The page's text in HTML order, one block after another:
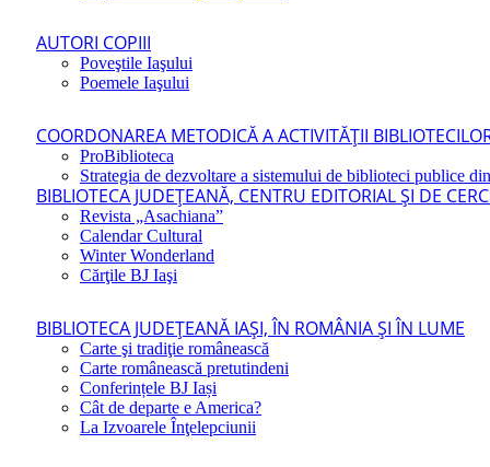
AUTORI COPIII
Poveştile Iaşului
Poemele Iaşului
COORDONAREA METODICĂ A ACTIVITĂŢII
ProBiblioteca
Strategia de dezvoltare a sistemului de biblioteci publice
BIBLIOTECA JUDEŢEANĂ, CENTRU EDITORIAL ŞI DE
Revista „Asachiana”
Calendar Cultural
Winter Wonderland
Cărţile BJ Iaşi
BIBLIOTECA JUDEŢEANĂ IAŞI, ÎN ROMÂNIA ŞI ÎN LUME
Carte şi tradiţie românească
Carte românească pretutindeni
Conferințele BJ Iași
Cât de departe e America?
La Izvoarele Înţelepciunii